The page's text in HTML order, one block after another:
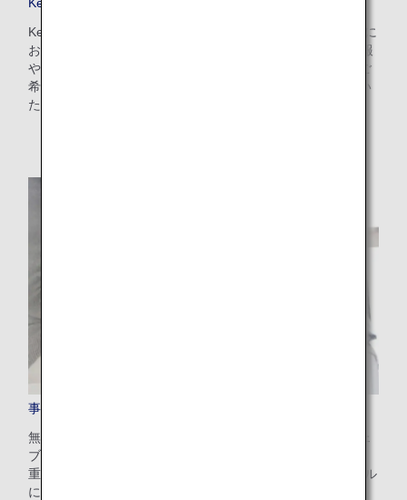
Keep My Fareは、お客様が航空券のご購入を決定するまでに
お時間がかかる場合（発券の72時間前まで）に、ご予約情報
や運賃情報を確保することのできる便利なサービスです。ご
希望のフライトと運賃を選択後、決済画面からお申し込みい
ただけます。
事前追加手荷物
無料手荷物許容量を超えるお手荷物の追加料金を、ANAウェ
ブサイトで事前にお支払いいただける便利なサービスです。
重量制限やご旅行先によって異なりますが、100～200米ドル
にてご利用いただけます。